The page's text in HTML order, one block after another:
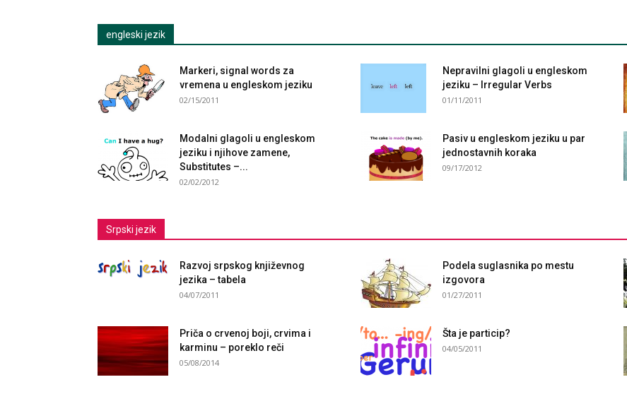
engleski jezik
Markeri, signal words za
vremena u engleskom jeziku
02/15/2011
Nepravilni glagoli u engleskom
jeziku – Irregular Verbs
01/11/2011
Modalni glagoli u engleskom
jeziku i njihove zamene,
Substitutes –...
02/02/2012
Pasiv u engleskom jeziku u par
jednostavnih koraka
09/17/2012
Srpski jezik
Razvoj srpskog književnog
jezika – tabela
04/07/2011
Podela suglasnika po mestu
izgovora
01/27/2011
Priča o crvenoj boji, crvima i
karminu – poreklo reči
05/08/2014
Šta je particip?
04/05/2011